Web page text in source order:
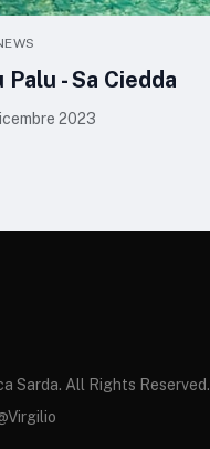
Palu - Sa Ciedda
2023
Sarda. All Rights Reserved.